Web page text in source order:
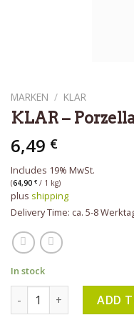
MARKEN / KLAR
KLAR –
6,49 €
Includes 19% MwSt.
(64,90 € / 1 kg)
plus shipping
Delivery Time: ca. 5-8
In stock
KLAR - ADD